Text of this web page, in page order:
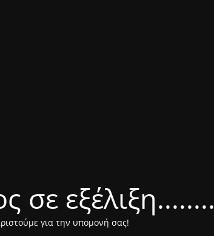
σε εξέλιξη........
για την υπομονή σας!